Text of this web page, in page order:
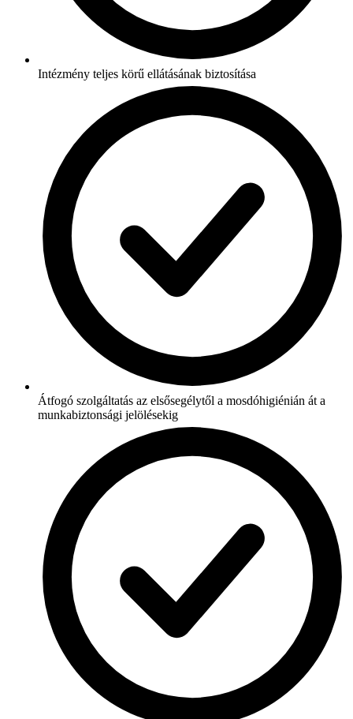
Intézmény teljes körű ellátásának biztosítása
Átfogó szolgáltatás az elsősegélytől a mosdóhigiénián át a
munkabiztonsági jelölésekig